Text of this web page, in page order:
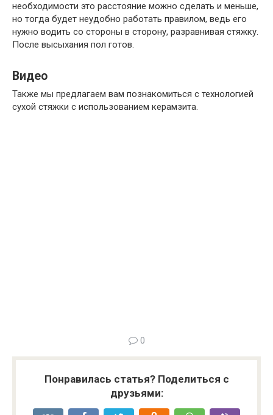
необходимости это расстояние можно сделать и меньше,
но тогда будет неудобно работать правилом, ведь его
нужно водить со стороны в сторону, разравнивая стяжку.
После высыхания пол готов.
Видео
Также мы предлагаем вам познакомиться с технологией
сухой стяжки с использованием керамзита.
0
Понравилась статья? Поделиться с
друзьями: